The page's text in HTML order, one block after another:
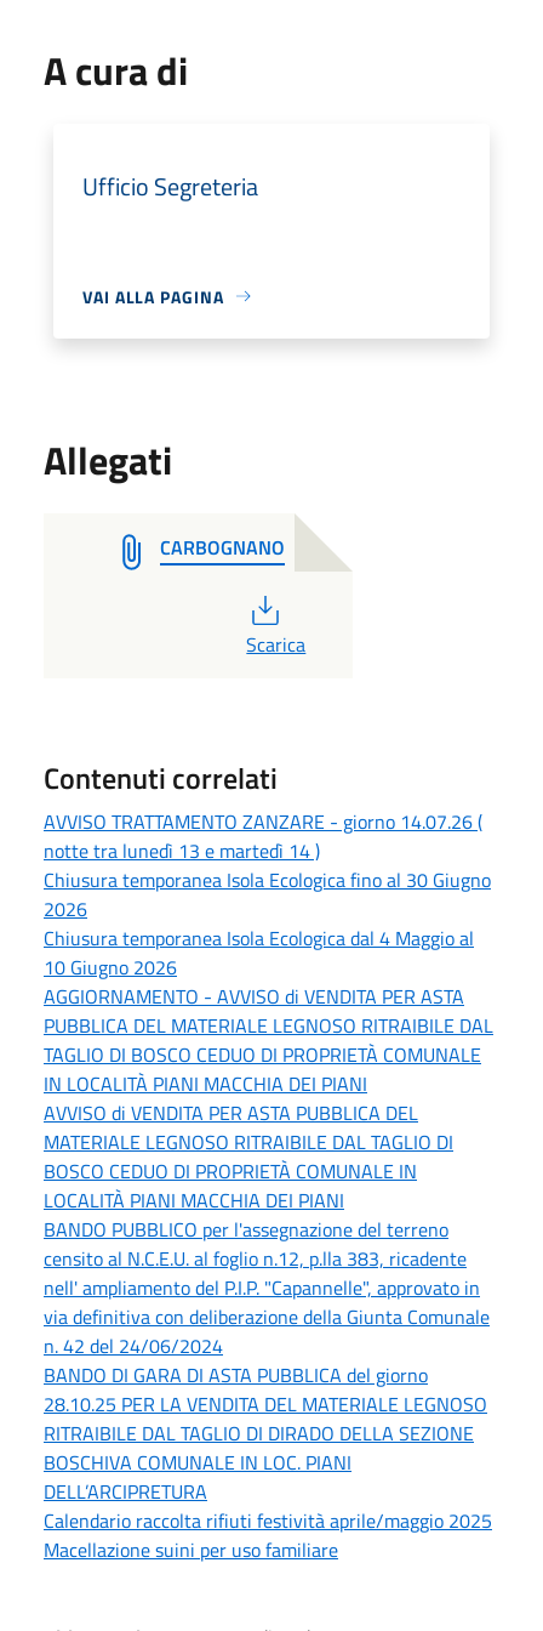
A cura di
Ufficio Segreteria
VAI ALLA PAGINA
Allegati
CARBOGNANO
PDF
Scarica
Contenuti correlati
AVVISO TRATTAMENTO ZANZARE - giorno 14.07.26 (
notte tra lunedì 13 e martedì 14 )
Chiusura temporanea Isola Ecologica fino al 30 Giugno
2026
Chiusura temporanea Isola Ecologica dal 4 Maggio al
10 Giugno 2026
AGGIORNAMENTO - AVVISO di VENDITA PER ASTA
PUBBLICA DEL MATERIALE LEGNOSO RITRAIBILE DAL
TAGLIO DI BOSCO CEDUO DI PROPRIETÀ COMUNALE
IN LOCALITÀ PIANI MACCHIA DEI PIANI
AVVISO di VENDITA PER ASTA PUBBLICA DEL
MATERIALE LEGNOSO RITRAIBILE DAL TAGLIO DI
BOSCO CEDUO DI PROPRIETÀ COMUNALE IN
LOCALITÀ PIANI MACCHIA DEI PIANI
BANDO PUBBLICO per l'assegnazione del terreno
censito al N.C.E.U. al foglio n.12, p.lla 383, ricadente
nell' ampliamento del P.I.P. "Capannelle", approvato in
via definitiva con deliberazione della Giunta Comunale
n. 42 del 24/06/2024
BANDO DI GARA DI ASTA PUBBLICA del giorno
28.10.25 PER LA VENDITA DEL MATERIALE LEGNOSO
RITRAIBILE DAL TAGLIO DI DIRADO DELLA SEZIONE
BOSCHIVA COMUNALE IN LOC. PIANI
DELL’ARCIPRETURA
Calendario raccolta rifiuti festività aprile/maggio 2025
Macellazione suini per uso familiare